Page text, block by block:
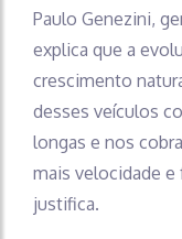
Paulo Genezini,
explica que a
crescimento
desses veículos
longas e nos
mais velocidade e
justifica.